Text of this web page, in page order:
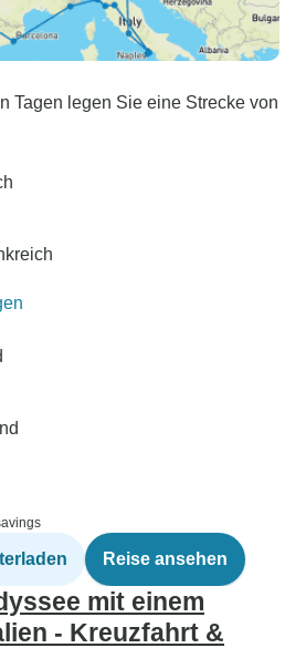
Tagen legen Sie eine Strecke von
Reise ansehen
mit einem
- Kreuzfahrt &